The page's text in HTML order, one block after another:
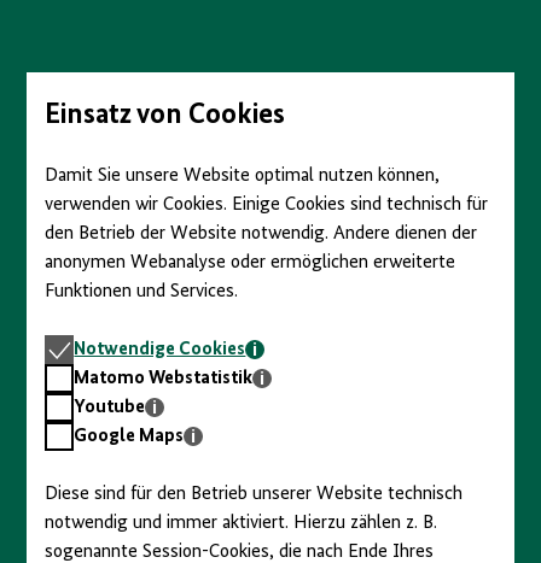
Seiteninhalt
springenEinsatz von Cookies
Damit Sie unsere Website optimal nutzen können,
verwenden wir Cookies. Einige Cookies sind technisch für
den Betrieb der Website notwendig. Andere dienen der
anonymen Webanalyse oder ermöglichen erweiterte
Funktionen und Services.
Notwendige
Cookies
Notwendige Cookies
Matomo
Webstatistik
Matomo Webstatistik
Youtube
Youtube
GoogleGoogle Maps
Diese sind für den Betrieb unserer Website technisch
notwendig und immer aktiviert. Hierzu zählen z. B.
sogenannte Session-Cookies, die nach Ende Ihres